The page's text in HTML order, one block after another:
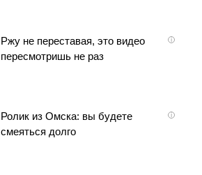
i
Ржу не переставая, это видео
пересмотришь не раз
i
Ролик из Омска: вы будете
смеяться долго